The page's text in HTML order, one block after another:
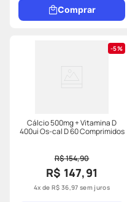
Comprar
5%
Cálcio 500mg + Vitamina D
400ui Os-cal D 60 Comprimidos
R$ 154,90
R$ 147,91
4x deR$ 36,97 sem juros